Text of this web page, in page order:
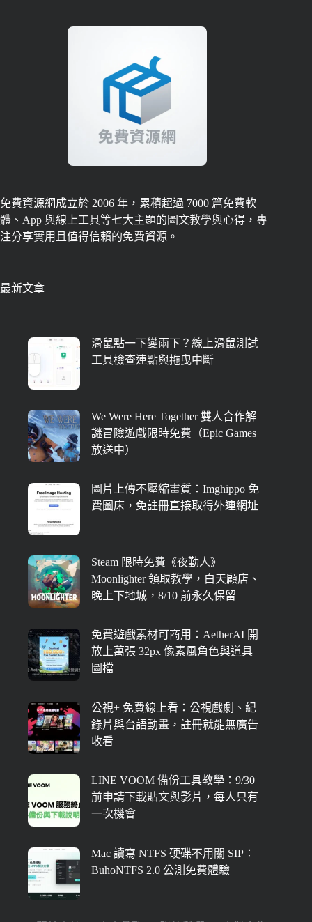
免費資源網成立於 2006 年，累積超過 7000 篇免費軟
體、App 與線上工具等七大主題的圖文教學與心得，專
注分享實用且值得信賴的免費資源。
最新文章
滑鼠點一下變兩下？線上滑鼠測試
工具檢查連點與拖曳中斷
We Were Here Together 雙人合作解
謎冒險遊戲限時免費（Epic Games
放送中）
圖片上傳不壓縮畫質：Imghippo 免
費圖床，免註冊直接取得外連網址
Steam 限時免費《夜勤人》
Moonlighter 領取教學，白天顧店、
晚上下地城，8/10 前永久保留
免費遊戲素材可商用：AetherAI 開
放上萬張 32px 像素風角色與道具
圖檔
公視+ 免費線上看：公視戲劇、紀
錄片與台語動畫，註冊就能無廣告
收看
LINE VOOM 備份工具教學：9/30
前申請下載貼文與影片，每人只有
一次機會
Mac 讀寫 NTFS 硬碟不用關 SIP：
BuhoNTFS 2.0 公測免費體驗